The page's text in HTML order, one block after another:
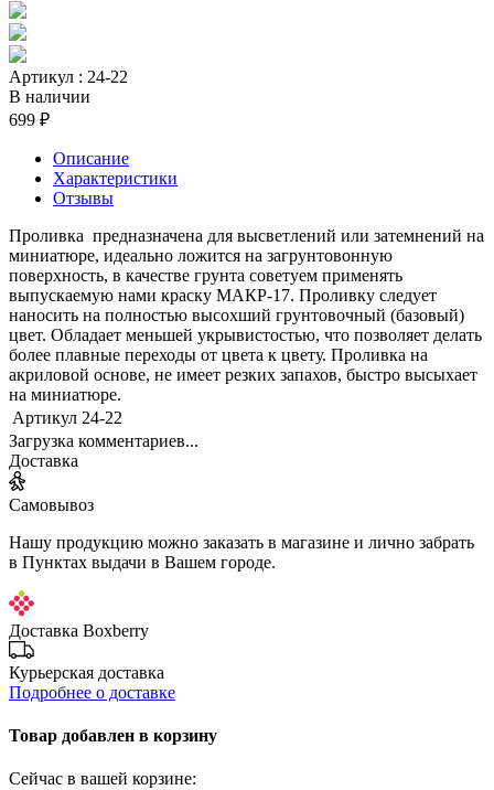
Артикул : 24-22
В наличии
699 ₽
Описание
Характеристики
Отзывы
Проливка предназначена для высветлений или затемнений на
миниатюре, идеально ложится на загрунтовонную
поверхность, в качестве грунта советуем применять
выпускаемую нами краску МАКР-17. Проливку следует
наносить на полностью высохший грунтовочный (базовый)
цвет. Обладает меньшей укрывистостью, что позволяет делать
более плавные переходы от цвета к цвету. Проливка на
акриловой основе, не имеет резких запахов, быстро высыхает
на миниатюре.
Артикул 24-22
Загрузка комментариев...
Доставка
Самовывоз
Нашу продукцию можно заказать в магазине и лично забрать
в Пунктах выдачи в Вашем городе.
Доставка Boxberry
Курьерская доставка
Подробнее о доставке
Товар добавлен в корзину
Сейчас в вашей корзине: